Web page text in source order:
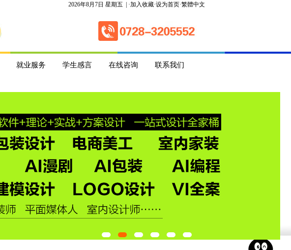
2026年8月7日 星期五 | ·加入收藏·设为首页·繁體中文
就业服务 学生感言 在线咨询 联系我们